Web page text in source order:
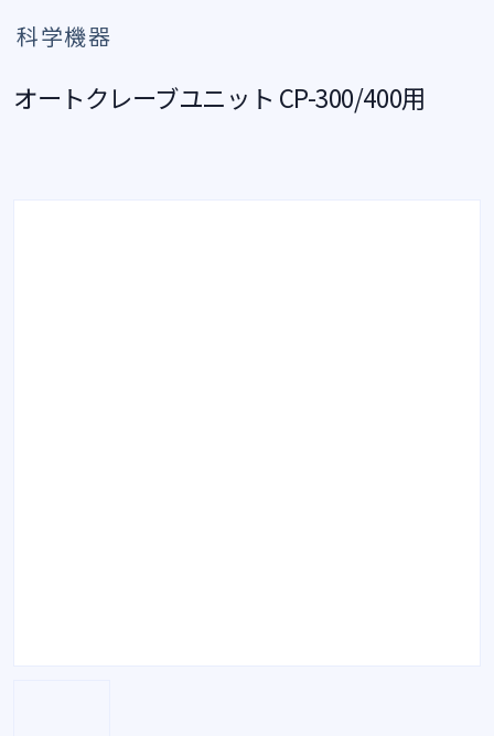
科学機器
オートクレーブユニット CP-300/400用